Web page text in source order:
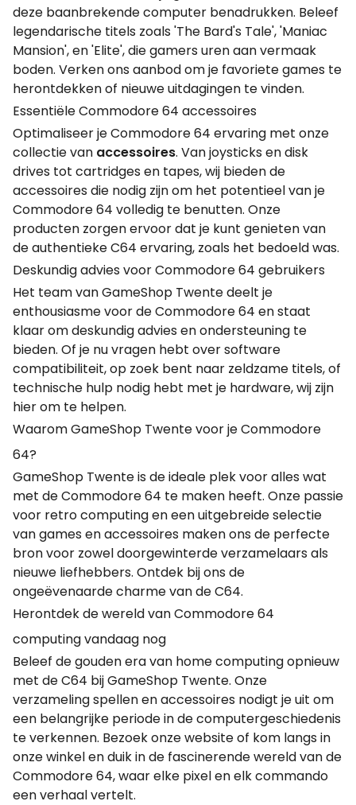
deze baanbrekende computer benadrukken. Beleef
legendarische titels zoals 'The Bard's Tale', 'Maniac
Mansion', en 'Elite', die gamers uren aan vermaak
boden. Verken ons aanbod om je favoriete games te
herontdekken of nieuwe uitdagingen te vinden.
Essentiële Commodore 64 accessoires
Optimaliseer je Commodore 64 ervaring met onze
collectie van accessoires. Van joysticks en disk
drives tot cartridges en tapes, wij bieden de
accessoires die nodig zijn om het potentieel van je
Commodore 64 volledig te benutten. Onze
producten zorgen ervoor dat je kunt genieten van
de authentieke C64 ervaring, zoals het bedoeld was.
Deskundig advies voor Commodore 64 gebruikers
Het team van GameShop Twente deelt je
enthousiasme voor de Commodore 64 en staat
klaar om deskundig advies en ondersteuning te
bieden. Of je nu vragen hebt over software
compatibiliteit, op zoek bent naar zeldzame titels, of
technische hulp nodig hebt met je hardware, wij zijn
hier om te helpen.
Waarom GameShop Twente voor je Commodore
64?
GameShop Twente is de ideale plek voor alles wat
met de Commodore 64 te maken heeft. Onze passie
voor retro computing en een uitgebreide selectie
van games en accessoires maken ons de perfecte
bron voor zowel doorgewinterde verzamelaars als
nieuwe liefhebbers. Ontdek bij ons de
ongeëvenaarde charme van de C64.
Herontdek de wereld van Commodore 64
computing vandaag nog
Beleef de gouden era van home computing opnieuw
met de C64 bij GameShop Twente. Onze
verzameling spellen en accessoires nodigt je uit om
een belangrijke periode in de computergeschiedenis
te verkennen. Bezoek onze website of kom langs in
onze winkel en duik in de fascinerende wereld van de
Commodore 64, waar elke pixel en elk commando
een verhaal vertelt.